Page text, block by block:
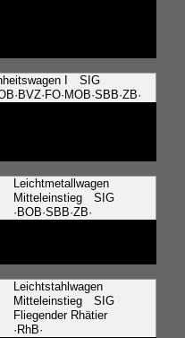
I SIG
Leichtmetallwagen
Mitteleinstieg SIG
·BOB·SBB·ZB·
Leichtstahlwagen
Mitteleinstieg SIG
Fliegender Rhätier
·RhB·